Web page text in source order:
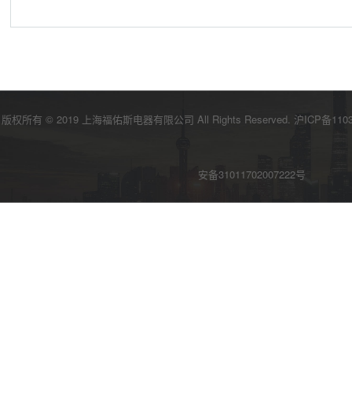
版权所有 © 2019 上海福佑斯电器有限公司 All Rights Reserved. 沪ICP备
安备31011702007222号